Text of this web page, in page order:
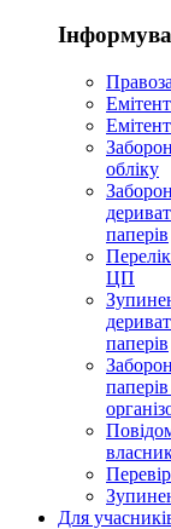
обліку
паперів
ЦП
паперів
Для